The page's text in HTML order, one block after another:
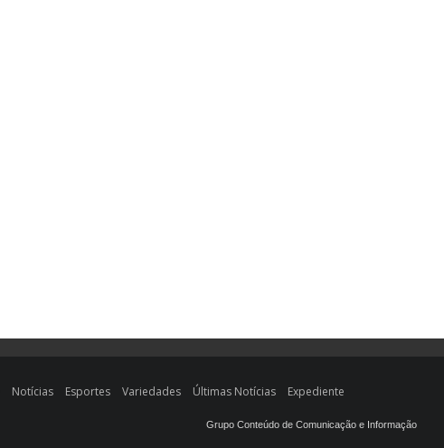
Notícias Esportes Variedades Últimas Notícias Expediente
Grupo Conteúdo de Comunicação e Informação